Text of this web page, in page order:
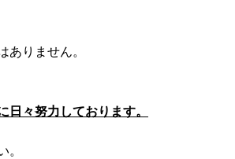
ありません。
日々努力しております。
。